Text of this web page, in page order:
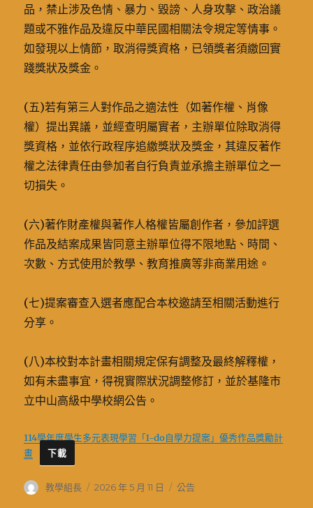
品，禁止涉及色情、暴力、毀謗、人身攻擊、政治議
題或不雅作品及違反中華民國相關法令規定等情事。
如發現以上情節，取消得獎資格，已領獎者須繳回實
踐獎狀及獎金。
(五)若有第三人對作品之適法性（如著作權、肖像
權）提出異議，並經查明屬實者，主辦單位除取消得
獎資格，並依行政程序追繳獎狀及獎金，其違反著作
權之法律責任由參加者自行負責並承擔主辦單位之一
切損失。
(六)著作財產權與著作人格權皆屬創作者，參加評選
作品及結案成果皆同意主辦單位得不限地點、時間、
次數、方式使用於教學、教育推廣等非商業用途。
(七)提案審查入選者應配合本校邀請至相關活動進行
分享。
(八)本校對本計畫相關規定保有調整及最終解釋權，
如有未盡事宜，得視實際狀況調整修訂，並於基隆市
立中山高級中學校網公告。
114學年度學生多元表現學習「I-do自學力提案」優秀作品獎勵計
畫
下載
作
教學組長
發
2026 年 5 月 11 日
分
公告